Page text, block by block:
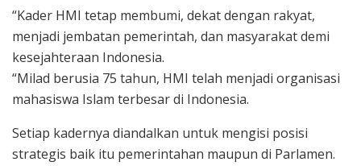
“Kader HMI tetap membumi, dekat dengan rakyat,
menjadi jembatan pemerintah, dan masyarakat demi
kesejahteraan Indonesia.
“Milad berusia 75 tahun, HMI telah menjadi organisasi
mahasiswa Islam terbesar di Indonesia.
Setiap kadernya diandalkan untuk mengisi posisi
strategis baik itu pemerintahan maupun di Parlamen.